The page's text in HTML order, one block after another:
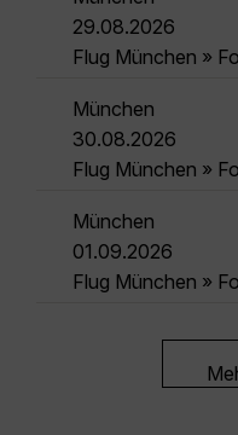
29.08.2026
Flug München »
München
30.08.2026
Flug München »
München
01.09.2026
Flug München »